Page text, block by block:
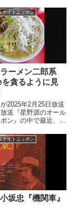
する中で、アナログ
力について話してい
も星野源のオールナ
お聴き頂きありが
ナイトニッポン
ーメン二郎系
貪るように見
2025年2月25日放送
送『星野源のオール
ン』の中で最近、ラ
で見まくっていると
た。
ナイトニッポン
坂忠『機関車』